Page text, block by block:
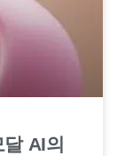
AI의